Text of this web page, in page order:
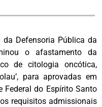
Defensoria Pública da
o afastamento da
de citologia oncótica,
para aprovadas em
Federal do Espírito Santo
requisitos admissionais